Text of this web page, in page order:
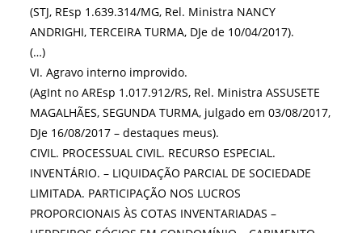
(STJ, REsp 1.639.314/MG, Rel. Ministra NANCY
ANDRIGHI, TERCEIRA TURMA, DJe de 10/04/2017).
(…)
VI. Agravo interno improvido.
(AgInt no AREsp 1.017.912/RS, Rel. Ministra ASSUSETE
MAGALHÃES, SEGUNDA TURMA, julgado em 03/08/2017,
DJe 16/08/2017 – destaques meus).
CIVIL. PROCESSUAL CIVIL. RECURSO ESPECIAL.
INVENTÁRIO. – LIQUIDAÇÃO PARCIAL DE SOCIEDADE
LIMITADA. PARTICIPAÇÃO NOS LUCROS
PROPORCIONAIS ÀS COTAS INVENTARIADAS –